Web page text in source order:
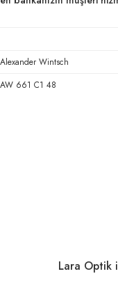
Alexander Wintsch
AW 661 C1 48
Lara Optik